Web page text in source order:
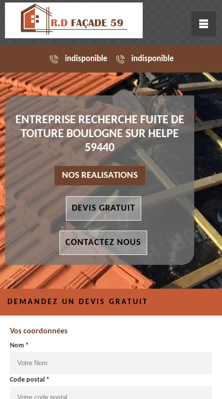
indisponible indisponible
ENTREPRISE RECHERCHE FUITE DE
TOITURE BOULOGNE SUR HELPE
59440
NOS REALISATIONS
DEVIS GRATUIT
CONTACTEZ NOUS
DEMANDEZ UN DEVIS GRATUIT
Vos coordonnées
Nom *
Code postal *